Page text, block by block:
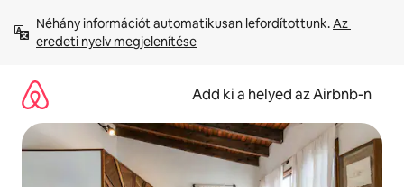
tartalomra
Néhány információt automatikusan lefordítottunk. Az
eredeti nyelv megjelenítése
Add ki a helyed az Airbnb-n